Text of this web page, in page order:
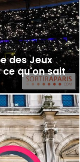
des Jeux
ce qu'on sait